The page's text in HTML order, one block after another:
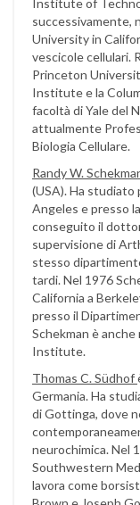
Institute of
successivamente,
University in
vescicole cellulari.
Princeton
Institute e la
facoltà di Yale del
attualmente
Biologia Cellulare.
Randy W.
(USA). Ha studiato
Angeles e presso
conseguito il
supervisione di
stesso
tardi. Nel 1976
California a
presso il
Schekman è
Institute.
Thomas C. Südhof
Germania. Ha
di Gottinga, dove
neurochimica. Nel
Southwestern
lavora come